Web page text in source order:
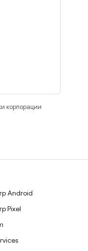
корпорации
Android
Pixel